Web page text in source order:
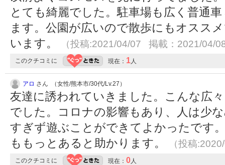
とても綺麗でした。駐車場も広く普通
ます。公園が広いので散歩にもオスス
います。
（投稿:2021/04/07 掲載：2021/04/
このクチコミに 現在： 1人
アロ さん （女性/熊本市/30代/Lv.27）
友達に誘われていきました。こんな広
でした。コロナの影響もあり、人は少
すぎず遊ぶことができてよかったです
ももっとあると助かります。
（投稿
このクチコミに 現在： 0人